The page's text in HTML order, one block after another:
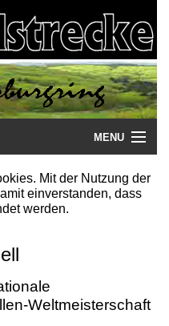
MENU
Mit der Nutzung der
einverstanden, dass
werden.
Weltmeisterschaft